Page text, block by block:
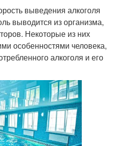
выведения алкоголя
выводится из организма,
Некоторые из них
особенностями человека,
алкоголя и его